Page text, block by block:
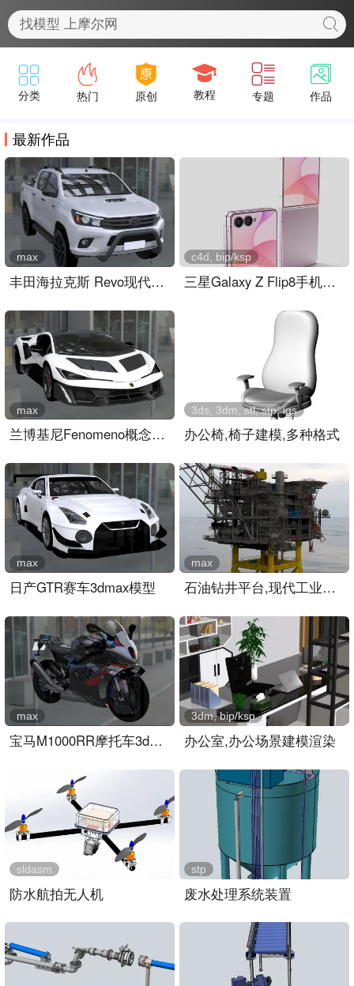
最新作品
丰田海拉克斯 Revo现代越野皮卡
max
三星Galaxy Z Flip8手机外观keyshot,c4d模型
c4d, bip/ksp
兰博基尼Fenomeno概念超跑
max
办公椅,椅子建模,多种格式
3ds, 3dm, stl, stp, igs
日产GTR赛车3dmax模型
max
石油钻井平台,现代工业建筑设施
max
宝马M1000RR摩托车3dmax模型
max
办公室,办公场景建模渲染
3dm, bip/ksp
防水航拍无人机
sldasm
废水处理系统装置
stp